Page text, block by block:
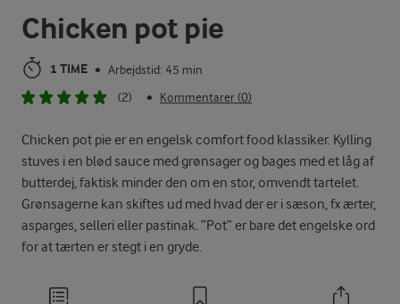
Chicken pot pie
1 TIME • Arbejdstid: 45 min
(2)
• Kommentarer (0)
Chicken pot pie er en engelsk comfort food klassiker. Kylling
stuves i en blød sauce med grønsager og bages med et låg af
butterdej, faktisk minder den om en stor, omvendt tartelet.
Grønsagerne kan skiftes ud med hvad der er i sæson, fx ærter,
asparges, selleri eller pastinak. ”Pot” er bare det engelske ord
for at tærten er stegt i en gryde.